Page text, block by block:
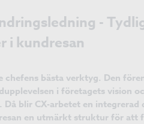
-
i kundresan
chefens bästa verktyg. Den
i företagets vision
blir CX-arbetet en
en utmärkt struktur för att